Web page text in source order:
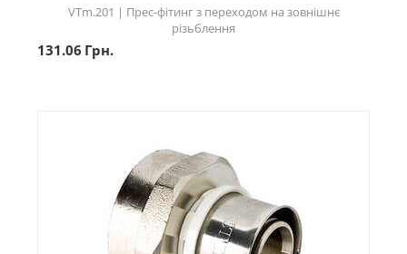
VTm.201 | Прес-фітинг з переходом на зовнішнє
різьблення
131.06 Грн.